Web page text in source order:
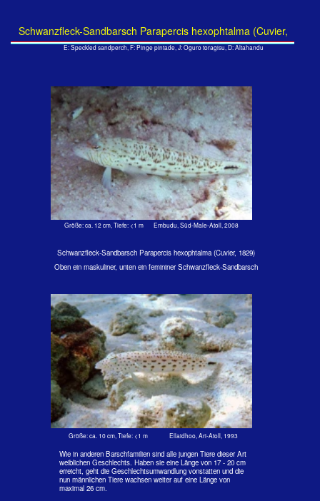
Größe: ca. 10 cm, Tiefe: <1 m Ellaidhoo, Ari-Atoll, 1993
Wie in anderen Barschfamilien sind alle jungen Tiere dieser Art
weiblichen Geschlechts. Haben sie eine Länge von 17 - 20 cm
erreicht, geht die Geschlechtsumwandlung vonstatten und die
nun männlichen Tiere wachsen weiter auf eine Länge von
maximal 26 cm.
Der Unterschied zwischen den Geschlechtern ist bei dieser Art
deutlich am Kopf zu sehen. Maskuline Fische haben unterhalb
der Augen einige Streifen und der braune Strich entlang der
Seitenlinie ist deutlicher hervorgehoben. Der große, schwarze
Fleck auf der Schwanzflosse aber ist für diese Art
kennzeichnend. Dieser Sandbarsch ist nun wirklich an jeder
Insel der Malediven über Sandböden und Korallenfeldern im
flachen Wasser anzutreffen. Er jagd nach kleinen Fischen und
allen Arten von kleinen Wirbellosen.
Vorkommen: Weitverbreitet im Roten Meer und im Indo-
Westpazifik. bis zu den Fiji-Inseln.
Größe: ca. 12 cm, Tiefe: <1 m Embudu, Süd-Male-Atoll, 2008
Wer ist nun schöner?
Oben Frau, unten Herr Schwanzfleck-Sandbarsch
Größe: 10 cm, Tiefe: <1 m Ellaidhoo, Ari-Atoll, 1993